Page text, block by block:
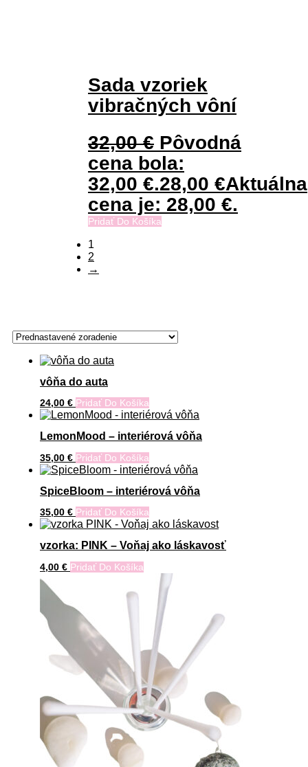
Sada vzoriek
vibračných vôní
32,00€ Pôvodná
cena bola:
32,00 €.28,00 €Aktuálna
cena je: 28,00 €.
Pridať Do Košíka
1
2
→
vôňa do auta
24,00 € Pridať Do Košíka
LemonMood – interiérová vôňa
35,00 € Pridať Do Košíka
SpiceBloom – interiérová vôňa
35,00 € Pridať Do Košíka
vzorka: PINK – Voňaj ako láskavosť
4,00 € Pridať Do Košíka